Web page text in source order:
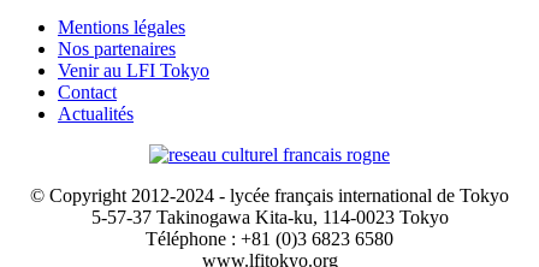
Mentions légales
Nos partenaires
Venir au LFI Tokyo
Contact
Actualités
© Copyright 2012-2024 - lycée français international de Tokyo
5-57-37 Takinogawa Kita-ku, 114-0023 Tokyo
Téléphone : +81 (0)3 6823 6580
www.lfitokyo.org